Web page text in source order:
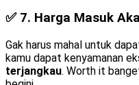
✅ 7. Harga Masuk
Gak harus mahal untuk
kamu dapat kenyamanan
terjangkau. Worth it